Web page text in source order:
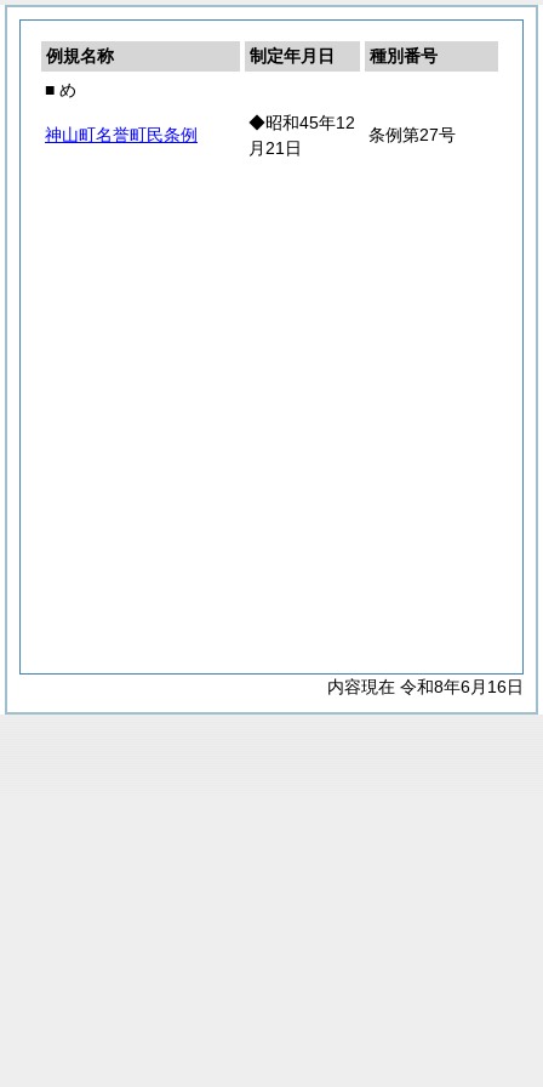
例規名称 制定年月日
種別番号
■ め
神山町名誉町民条例
◆昭和45年12
月21日
条例第27号
内容現在 令和8年6月16日